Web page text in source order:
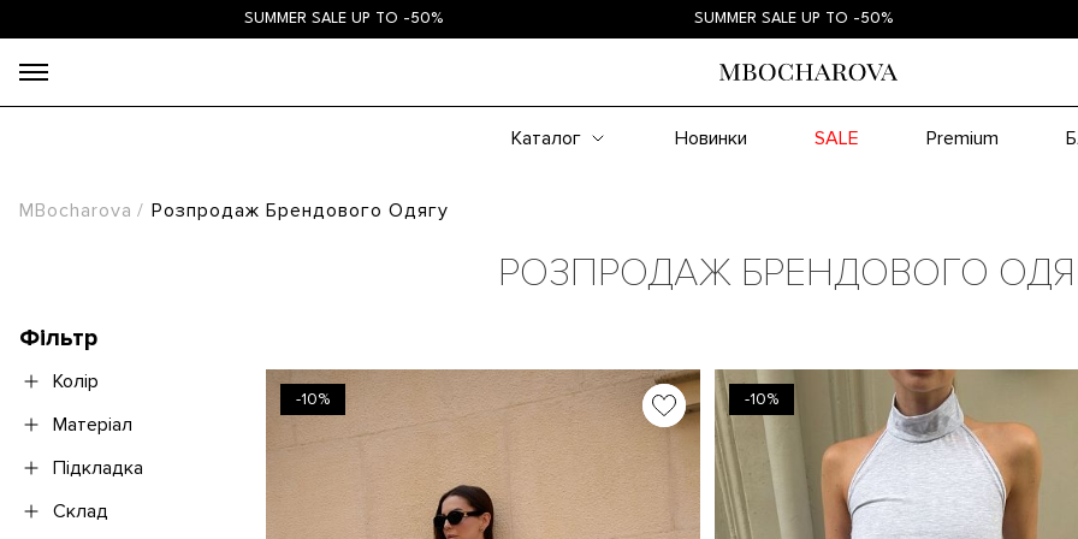
SUMMER SALE UP TO -50% SUMMER SALE UP TO -50%
Каталог Новинки SALE Premium
MBocharova Розпродаж Брендового Одягу
РОЗПРОДАЖ БРЕНДОВОГО
Фільтр
Колір
Матеріал
Підкладка
Склад
-10% -10%